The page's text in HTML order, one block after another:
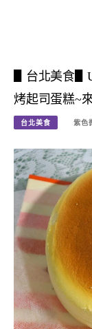
▋台北美食
烤起司蛋糕~
台北美食 紫色